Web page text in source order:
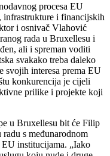
procesa EU
infrastrukture i financijskih
i osnivač Vlahović
rada u Bruxellesu i
ali i spreman voditi
svakako treba daleko
svojih interesa prema EU
konkurencija je cijeli
prilike i projekte koji
u Bruxellesu bit će Filip
s međunarodnom
institucijama. „Iako